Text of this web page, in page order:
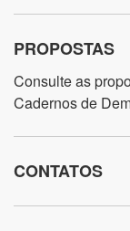
PROPOSTAS
Consulte as
Cadernos de
CONTATOS